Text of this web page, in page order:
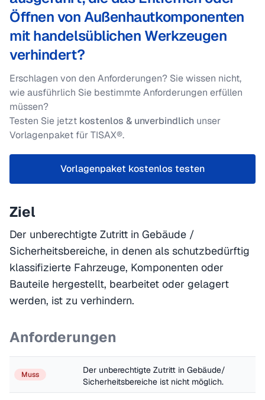
Öffnen von Außenhautkomponenten
mit handelsüblichen Werkzeugen
verhindert?
Erschlagen von den Anforderungen? Sie wissen nicht,
wie ausführlich Sie bestimmte Anforderungen erfüllen
müssen?
Testen Sie jetzt kostenlos & unverbindlich unser
Vorlagenpaket für TISAX®.
Vorlagenpaket kostenlos testen
Ziel
Der unberechtigte Zutritt in Gebäude /
Sicherheitsbereiche, in denen als schutzbedürftig
klassifizierte Fahrzeuge, Komponenten oder
Bauteile hergestellt, bearbeitet oder gelagert
werden, ist zu verhindern.
Anforderungen
Muss
Der unberechtigte Zutritt in Gebäude/
Sicherheitsbereiche ist nicht möglich.